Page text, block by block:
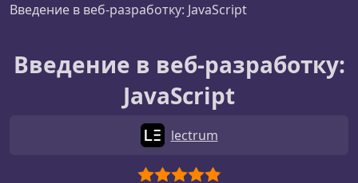
Введение в веб-разработку: JavaScript
Введение в веб-разработку:
JavaScript
lectrum